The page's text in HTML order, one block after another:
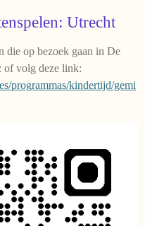
Utrecht
die op bezoek gaan in De
of volg deze link:
programmas/kindertijd/gemi